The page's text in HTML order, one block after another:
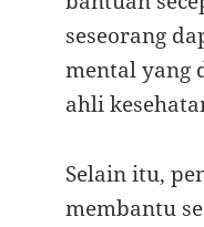
seseorang
mental yang
ahli
Selain itu,
membantu